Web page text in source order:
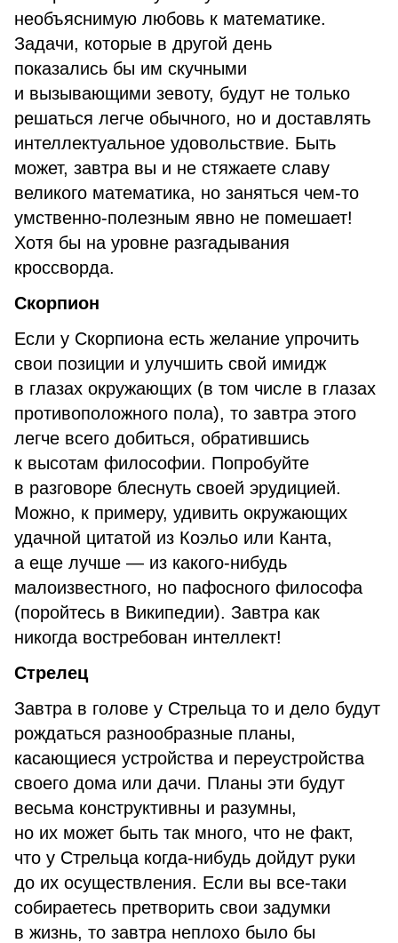
необъяснимую любовь к математике.
Задачи, которые в другой день
показались бы им скучными
и вызывающими зевоту, будут не только
решаться легче обычного, но и доставлять
интеллектуальное удовольствие. Быть
может, завтра вы и не стяжаете славу
великого математика, но заняться чем-то
умственно-полезным явно не помешает!
Хотя бы на уровне разгадывания
кроссворда.
Скорпион
Если у Скорпиона есть желание упрочить
свои позиции и улучшить свой имидж
в глазах окружающих (в том числе в глазах
противоположного пола), то завтра этого
легче всего добиться, обратившись
к высотам философии. Попробуйте
в разговоре блеснуть своей эрудицией.
Можно, к примеру, удивить окружающих
удачной цитатой из Коэльо или Канта,
а еще лучше — из какого-нибудь
малоизвестного, но пафосного философа
(поройтесь в Википедии). Завтра как
никогда востребован интеллект!
Стрелец
Завтра в голове у Стрельца то и дело будут
рождаться разнообразные планы,
касающиеся устройства и переустройства
своего дома или дачи. Планы эти будут
весьма конструктивны и разумны,
но их может быть так много, что не факт,
что у Стрельца когда-нибудь дойдут руки
до их осуществления. Если вы все-таки
собираетесь претворить свои задумки
в жизнь, то завтра неплохо было бы